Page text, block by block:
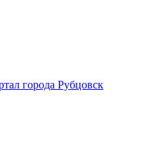
города Рубцовск